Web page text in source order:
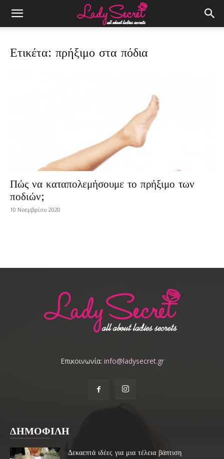
Ετικέτα: πρήξιμο στα πόδια
Πώς να καταπολεμήσουμε το πρήξιμο των
ποδιών;
10 Νοεμβρίου 2020
Επικοινωνία: info@ladysecret.gr
ΔΗΜΟΦΙΛΗ
Δεκαεπτά ιδέες για μια τέλεια βάπτιση